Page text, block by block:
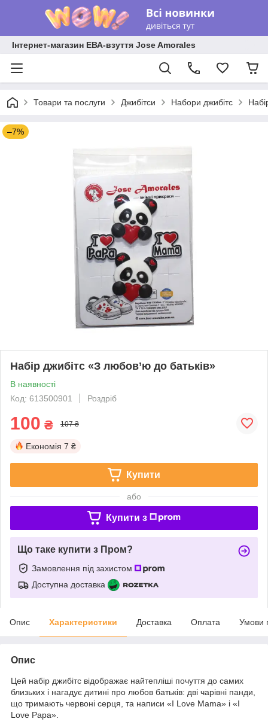
Інтернет-магазин ЕВА-взуття Jose Amorales
Товари та послуги Джибітси Набори джибітс
–7%
Набір джибітс «З любов’ю до батьків»
В наявності
Код: 613500901
Роздріб
100 ₴ 107 ₴
Економія 7 ₴
Купити
або
Купити з
Що таке купити з Пром?
Замовлення під захистом
Доступна доставка
Опис Характеристики Доставка Оплата Умови
Опис
Цей набір джибітс відображає найтепліші почуття до самих
близьких і нагадує дитині про любов батьків: дві чарівні панди,
що тримають червоні серця, та написи «I Love Mama» і «I
Love Papa».